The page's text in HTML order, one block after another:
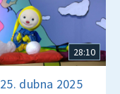
28:10
25. dubna 2025